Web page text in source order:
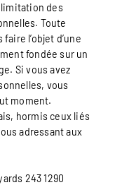
limitation des
Toute
l’objet d’une
fondée sur un
Si vous avez
vous
moment.
hormis ceux liés
adressant aux
243 1290